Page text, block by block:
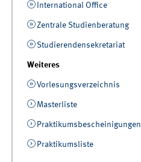
International Office
Zentrale Studienberatung
Studierendensekretariat
Weiteres
Vorlesungsverzeichnis
Masterliste
Praktikumsbescheinigungen
Praktikumsliste